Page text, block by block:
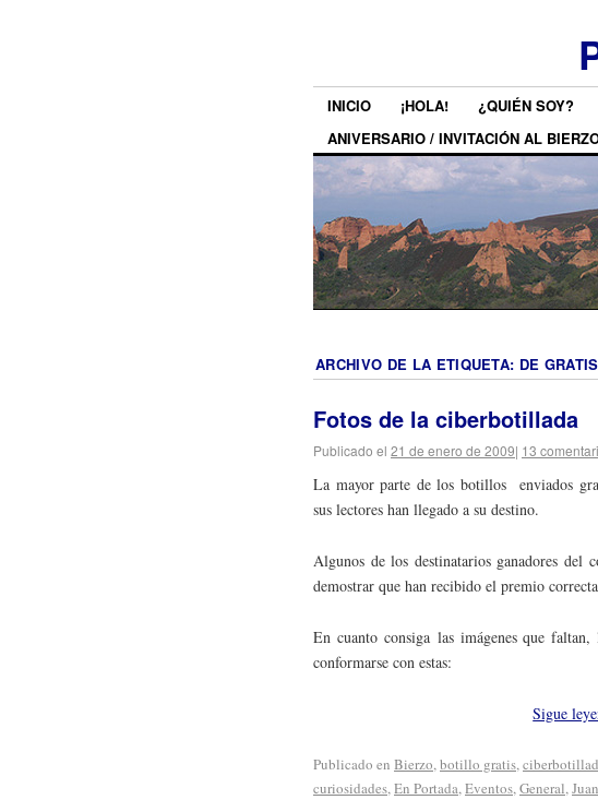
INICIO ¡HOLA! ¿QUIÉN SOY?
ANIVERSARIO / INVITACIÓN AL
ARCHIVO DE LA ETIQUETA: DE GRATIS
Fotos de la ciberbotillada
Publicado el 21 de enero de 2009| 13
La mayor parte de los botillos enviados
sus lectores han llegado a su destino.
Algunos de los destinatarios ganadores del
demostrar que han recibido el premio
En cuanto consiga las imágenes que
conformarse con estas:
Sigue
Publicado en Bierzo, botillo gratis,
curiosidades, En Portada, Eventos, General,